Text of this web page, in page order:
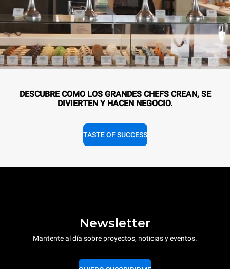
DESCUBRE COMO LOS GRANDES CHEFS CREAN, SE
DIVIERTEN Y HACEN NEGOCIO.
TASTE OF SUCCESS
Newsletter
Mantente al día sobre proyectos, noticias y eventos.